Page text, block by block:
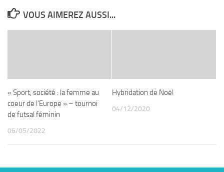
VOUS AIMEREZ AUSSI...
« Sport, société : la femme au
coeur de l’Europe » – tournoi
de futsal féminin
06/05/2022
Hybridation de Noël
04/12/2020